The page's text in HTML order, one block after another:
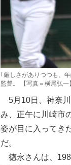
｢厳しさがありつつも、
監督。 【写真＝横尾弘一】
5月10日、神奈川
み、正午に川崎市
姿が目に入ってき
だ。
徳永さんは、